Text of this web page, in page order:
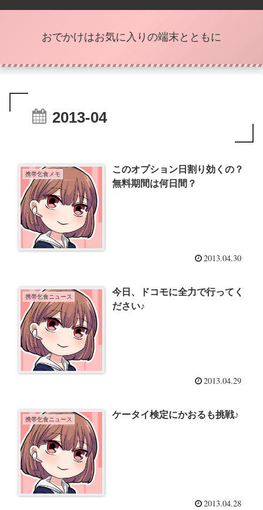
おでかけはお気に入りの端末とともに
2013-04
携帯乞食メモ
このオプション日割り効くの？
無料期間は何日間？
2013.04.30
携帯乞食ニュース
今日、ドコモに全力で行ってく
ださい♪
2013.04.29
携帯乞食ニュース ケータイ検定にかおるも挑戦♪
2013.04.28